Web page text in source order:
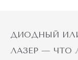
ДИОДНЫЙ
ЛАЗЕР — ЧТО